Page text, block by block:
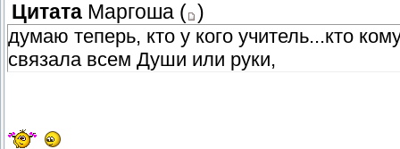
Цитата Маргоша ( )
думаю теперь, кто у кого учитель...кто
связала всем Души или руки,